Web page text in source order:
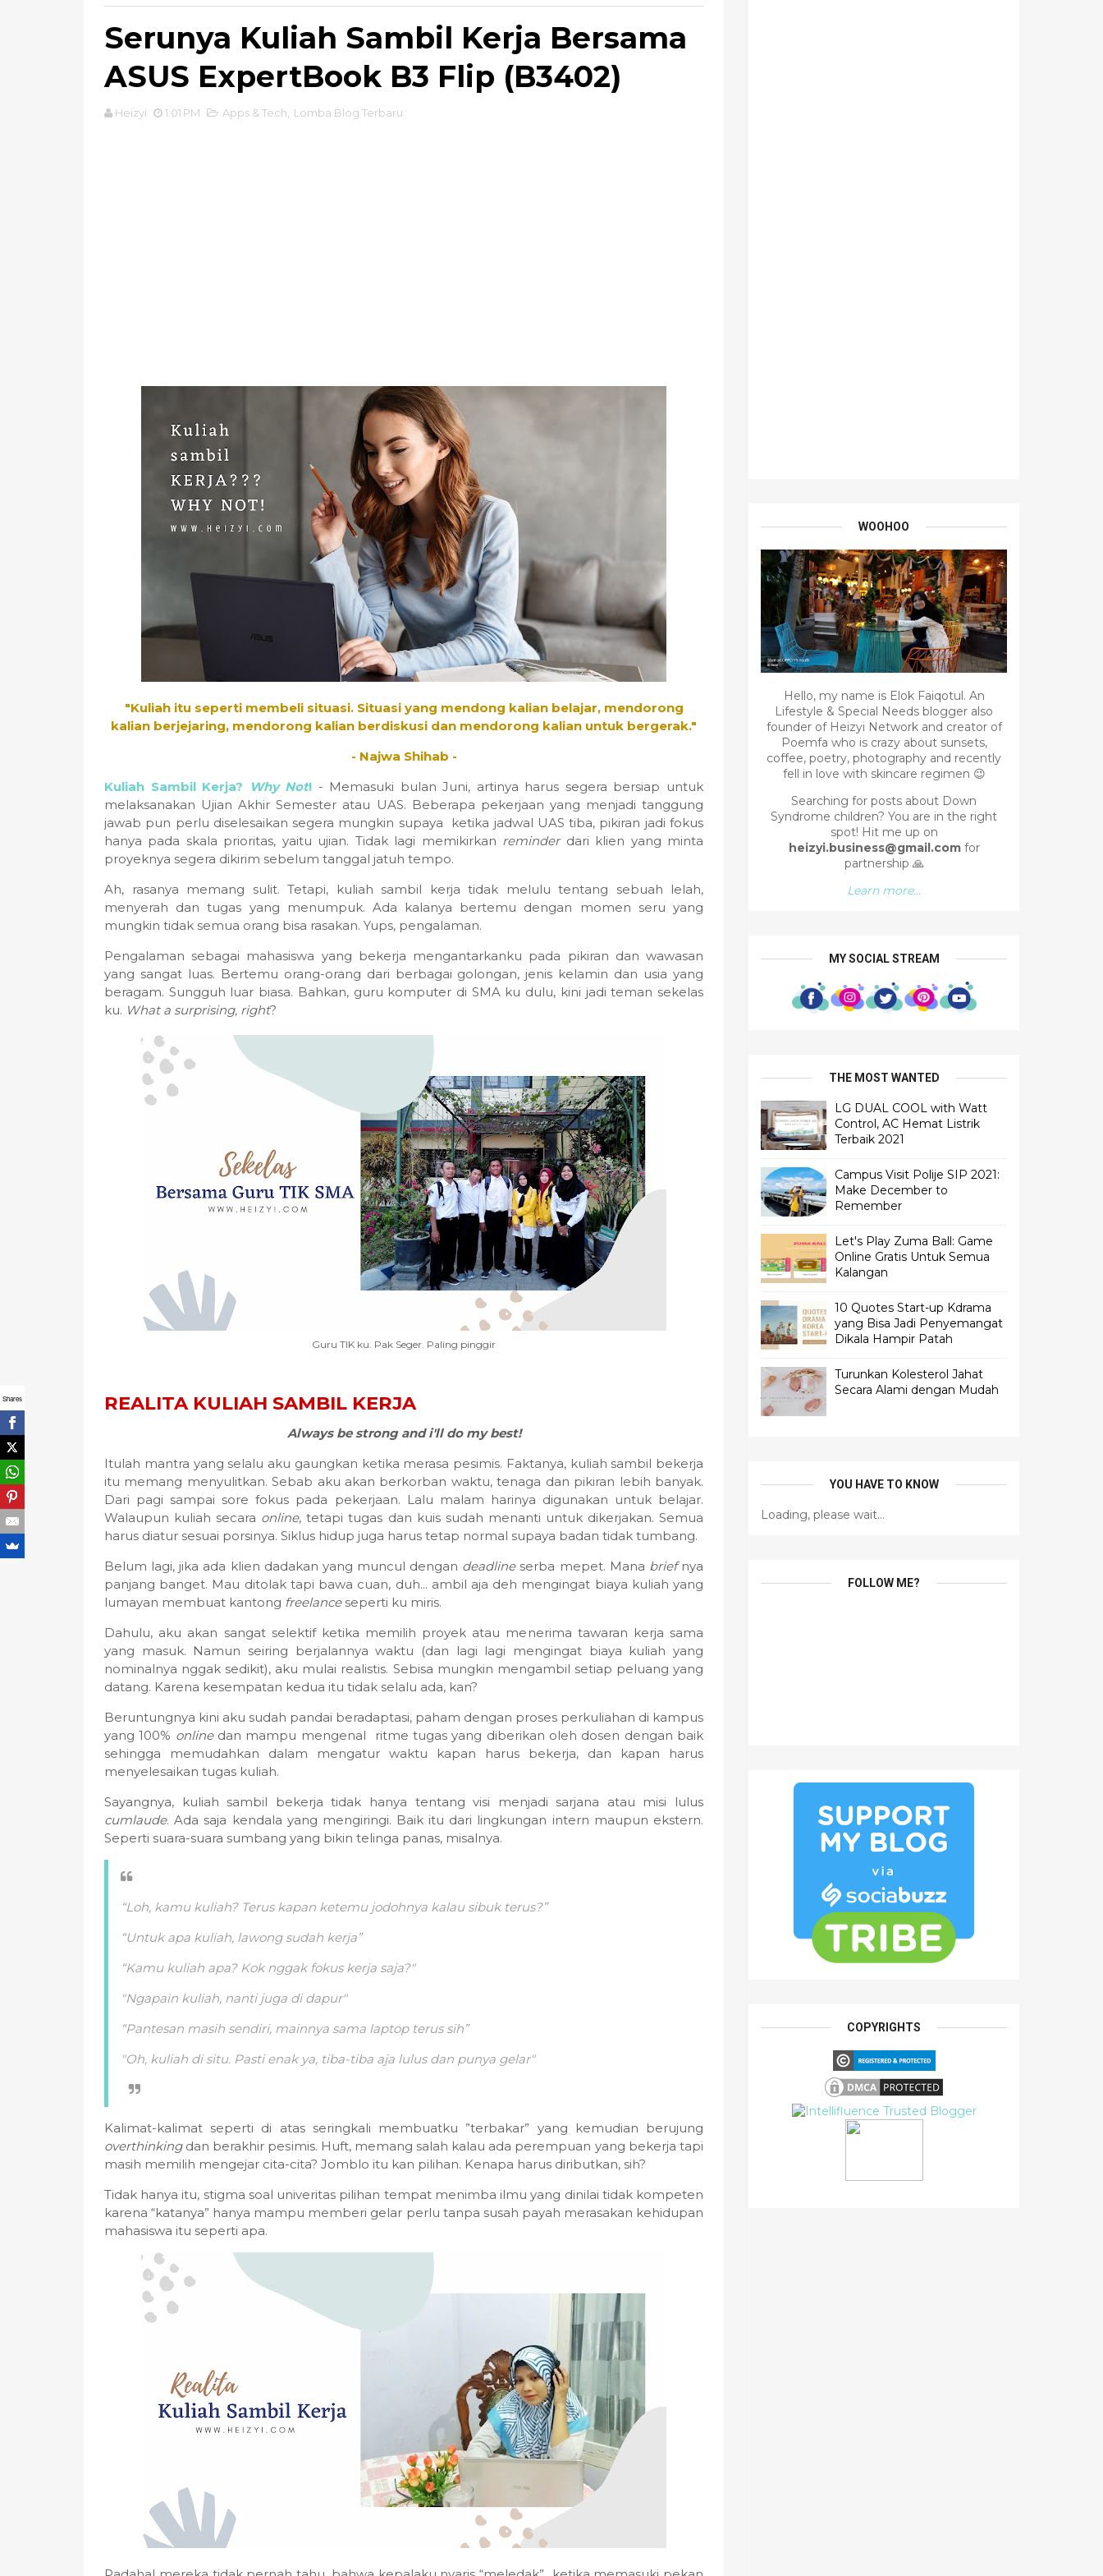
Serunya Kuliah Sambil Kerja Bersama
ASUS ExpertBook B3 Flip (B3402)
Heizyi 1:01 PM Apps & Tech Lomba Blog Terbaru
"Kuliah itu seperti membeli situasi. Situasi yang mendong kalian belajar, mendorong
kalian berjejaring, mendorong kalian berdiskusi dan mendorong kalian untuk bergerak."
- Najwa Shihab -
Kuliah Sambil Kerja?
Why Not! - Memasuki bulan Juni, artinya harus segera bersiap untuk
melaksanakan Ujian Akhir Semester atau UAS. Beberapa pekerjaan yang menjadi tanggung
jawab pun perlu diselesaikan segera mungkin supaya ketika jadwal UAS tiba, pikiran jadi fokus
hanya pada skala prioritas, yaitu ujian. Tidak lagi memikirkan reminder dari klien yang minta
proyeknya segera dikirim sebelum tanggal jatuh tempo.
Ah, rasanya memang sulit. Tetapi, kuliah sambil kerja tidak melulu tentang sebuah lelah,
menyerah dan tugas yang menumpuk. Ada kalanya bertemu dengan momen seru yang
mungkin tidak semua orang bisa rasakan. Yups, pengalaman.
Pengalaman sebagai mahasiswa yang bekerja mengantarkanku pada pikiran dan wawasan
yang sangat luas. Bertemu orang-orang dari berbagai golongan, jenis kelamin dan usia yang
beragam. Sungguh luar biasa. Bahkan, guru komputer di SMA ku dulu, kini jadi teman sekelas
ku. What a surprising, right?
Guru TIK ku. Pak Seger. Paling pinggir
REALITA KULIAH SAMBIL KERJA
Always be strong and i'll do my best!
Itulah mantra yang selalu aku gaungkan ketika merasa pesimis. Faktanya, kuliah sambil bekerja
itu memang menyulitkan. Sebab aku akan berkorban waktu, tenaga dan pikiran lebih banyak.
Dari pagi sampai sore fokus pada pekerjaan. Lalu malam harinya digunakan untuk belajar.
Walaupun kuliah secara online, tetapi tugas dan kuis sudah menanti untuk dikerjakan. Semua
harus diatur sesuai porsinya. Siklus hidup juga harus tetap normal supaya badan tidak tumbang.
Belum lagi, jika ada klien dadakan yang muncul dengan deadline serba mepet. Mana brief nya
panjang banget. Mau ditolak tapi bawa cuan, duh... ambil aja deh mengingat biaya kuliah yang
lumayan membuat kantong freelance seperti ku miris.
Dahulu, aku akan sangat selektif ketika memilih proyek atau menerima tawaran kerja sama
yang masuk. Namun seiring berjalannya waktu (dan lagi lagi mengingat biaya kuliah yang
nominalnya nggak sedikit), aku mulai realistis. Sebisa mungkin mengambil setiap peluang yang
datang. Karena kesempatan kedua itu tidak selalu ada, kan?
Beruntungnya kini aku sudah pandai beradaptasi, paham dengan proses perkuliahan di kampus
yang 100% online dan mampu mengenal ritme tugas yang diberikan oleh dosen dengan baik
sehingga memudahkan dalam mengatur waktu kapan harus bekerja, dan kapan harus
menyelesaikan tugas kuliah.
Sayangnya, kuliah sambil bekerja tidak hanya tentang visi menjadi sarjana atau misi lulus
cumlaude. Ada saja kendala yang mengiringi. Baik itu dari lingkungan intern maupun ekstern.
Seperti suara-suara sumbang yang bikin telinga panas, misalnya.
“Loh, kamu kuliah? Terus kapan ketemu jodohnya kalau sibuk terus?”
“Untuk apa kuliah, lawong sudah kerja”
“Kamu kuliah apa? Kok nggak fokus kerja saja?"
"Ngapain kuliah, nanti juga di dapur"
“Pantesan masih sendiri, mainnya sama laptop terus sih”
"Oh, kuliah di situ. Pasti enak ya, tiba-tiba aja lulus dan punya gelar"
Kalimat-kalimat seperti di atas seringkali membuatku ”terbakar” yang kemudian berujung
overthinkingdan berakhir pesimis. Huft, memang salah kalau ada perempuan yang bekerja tapi
masih memilih mengejar cita-cita? Jomblo itu kan pilihan. Kenapa harus diributkan, sih?
Tidak hanya itu, stigma soal univeritas pilihan tempat menimba ilmu yang dinilai tidak kompeten
karena “katanya” hanya mampu memberi gelar perlu tanpa susah payah merasakan kehidupan
mahasiswa itu seperti apa.
WOOHOO
Hello, my name is Elok Faiqotul. An
Lifestyle & Special Needs blogger also
founder of Heizyi Network and creator of
Poemfa who is crazy about sunsets,
coffee, poetry, photography and recently
fell in love with skincare regimen 😉
Searching for posts about Down
Syndrome children? You are in the right
spot! Hit me up on
heizyi.business@gmail.comfor
partnership 🙏
Learn more...
MY SOCIAL STREAM
THE MOST WANTED
LG DUAL COOL with Watt
Control, AC Hemat Listrik
Terbaik 2021
Campus Visit Polije SIP 2021:
Make December to
Remember
Let's Play Zuma Ball: Game
Online Gratis Untuk Semua
Kalangan
10 Quotes Start-up Kdrama
yang Bisa Jadi Penyemangat
Dikala Hampir Patah
Turunkan Kolesterol Jahat
Secara Alami dengan Mudah
YOU HAVE TO KNOW
Loading, please wait...
FOLLOW ME?
COPYRIGHTS
Shares